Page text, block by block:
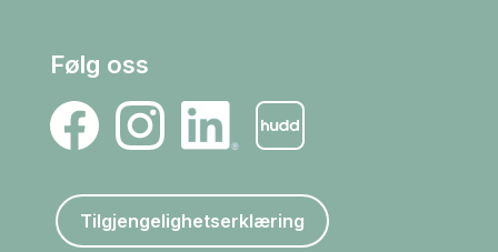
Følg oss
Tilgjengelighetserklæring